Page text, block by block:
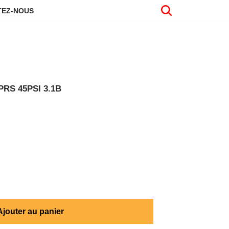
NOUS
45PSI 3.1B
au panier